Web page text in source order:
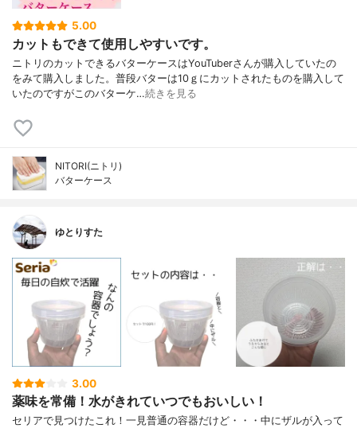
5.00
カットもできて使用しやすいです。
ニトリのカットできるバターケースはYouTuberさんが購入していたの
をみて購入しました。普段バターは10ｇにカットされたものを購入して
いたのですがこのバターケ…続きを見る
NITORI(ニトリ)
バターケース
ゆとりすた
3.00
薬味を常備！水がきれていつでもおいしい！
セリアで見つけたこれ！一見普通の容器だけど・・・中にザルが入って